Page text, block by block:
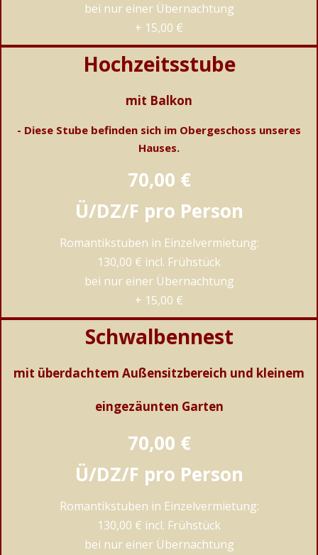
bei nur einer Übernachtung
+ 15,00 €
Hochzeitsstube
mit Balkon
- Diese Stube befinden sich im Obergeschoss unseres
Hauses.
70,00 €
Ü/DZ/F pro Person
Romantikstuben in Einzelvermietung:
130,00 € incl. Frühstück
bei nur einer Übernachtung
+ 15,00 €
Schwalbennest
mit überdachtem Außensitzbereich und kleinem
eingezäunten Garten
70,00 €
Ü/DZ/F pro Person
Romantikstuben in Einzelvermietung:
130,00 € incl. Frühstück
bei nur einer Übernachtung